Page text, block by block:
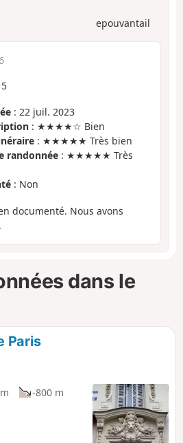
epouvantail
5
: 22 juil. 2023
: ★★★★☆ Bien
: ★★★★★ Très bien
randonnée : ★★★★★ Très
: Non
documenté. Nous avons
dans le
Paris
-800 m